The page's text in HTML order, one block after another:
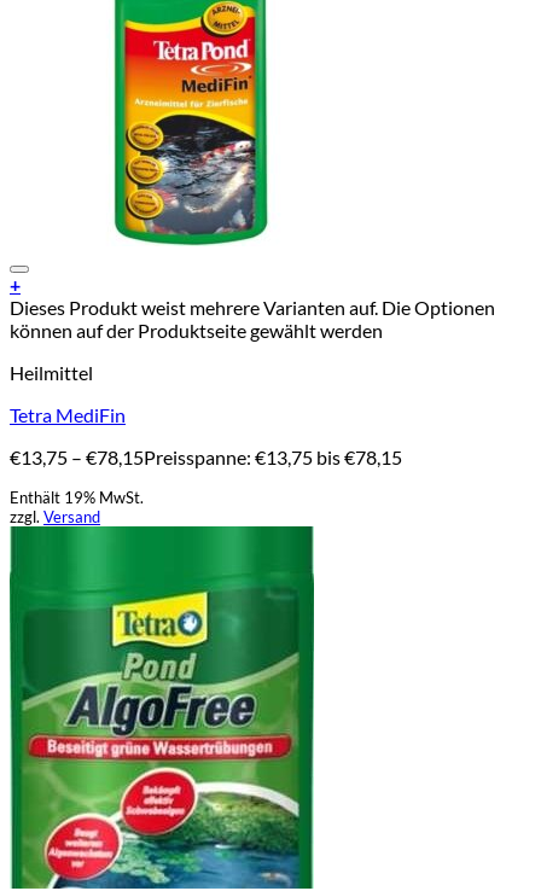
+
Dieses Produkt weist mehrere Varianten auf. Die Optionen
können auf der Produktseite gewählt werden
Heilmittel
Tetra MediFin
€13,75 – €78,15Preisspanne: €13,75 bis €78,15
Enthält 19% MwSt.
zzgl. Versand